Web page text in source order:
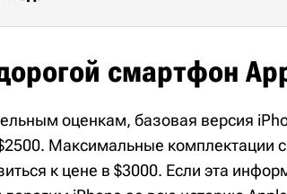
смартфон
оценкам, базовая версия
Максимальные комплектации
к цене в $3000. Если эта